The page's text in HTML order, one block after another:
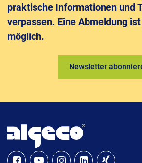
praktische Informationen und
verpassen. Eine Abmeldung
möglich.
Newsletter